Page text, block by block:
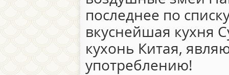
последнее по
вкуснейшая кухня
кухонь Китая,
употреблению!